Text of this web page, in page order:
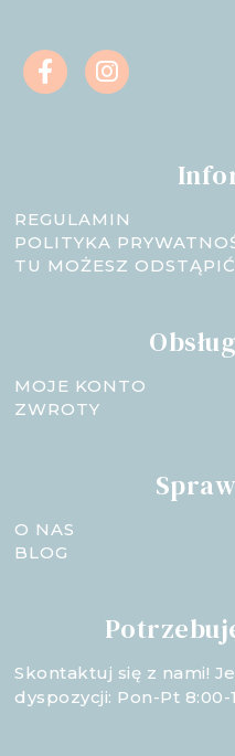
REGULAMIN
POLITYKA
TU MOŻESZ
MOJE KONTO
ZWROTY
O NAS
BLOG
Skontaktuj się z nami!
dyspozycji: Pon-Pt 8:00-